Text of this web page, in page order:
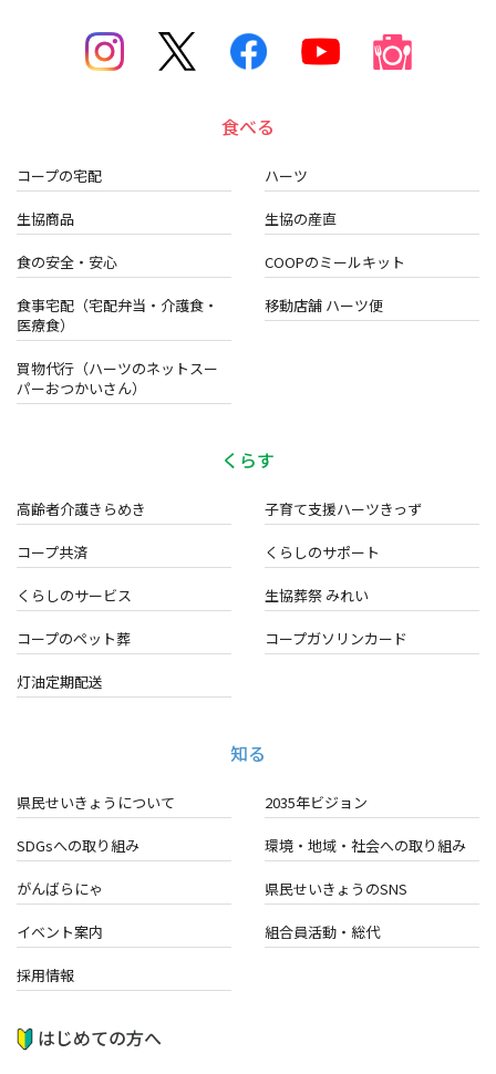
食べる
コープの宅配 ハーツ
生協商品 生協の産直
食の安全・安心 COOPのミールキット
食事宅配（宅配弁当・介護食・
医療食）
移動店舗 ハーツ便
買物代行（ハーツのネットスー
パーおつかいさん）
くらす
高齢者介護きらめき 子育て支援ハーツきっず
コープ共済 くらしのサポート
くらしのサービス 生協葬祭 みれい
コープのペット葬 コープガソリンカード
灯油定期配送
知る
県民せいきょうについて 2035年ビジョン
SDGsへの取り組み 環境・地域・ 社会への取り組み
がんばらにゃ 県民せいきょうのSNS
イベント案内 組合員活動・総代
採用情報
はじめての方へ